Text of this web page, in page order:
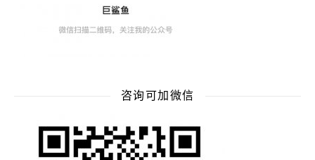
咨询可加微信